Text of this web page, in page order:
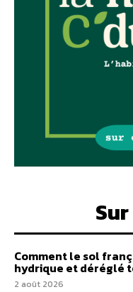
Comment le sol
hydrique et déréglé
2 août 2026